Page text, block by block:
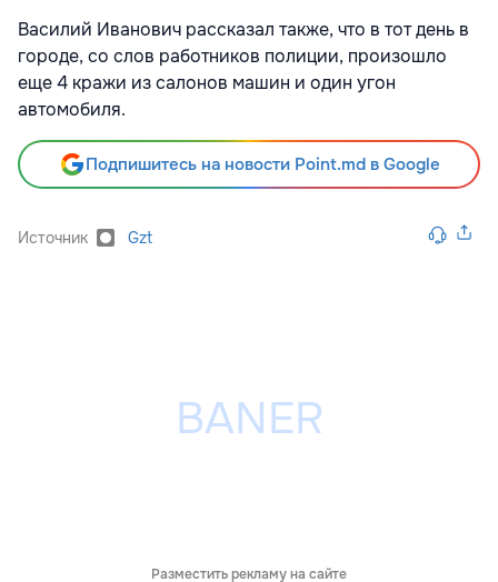
Василий Иванович рассказал также, что в тот день в
городе, со слов работников полиции, произошло
еще 4 кражи из салонов машин и один угон
автомобиля.
Подпишитесь на новости Point.md в Google
Источник Gzt
Разместить рекламу на сайте